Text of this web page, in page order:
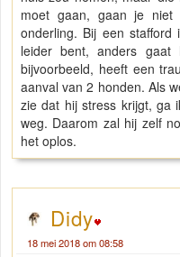
moet gaan, gaan je niet
onderling. Bij een
leider bent, anders
bijvoorbeeld, heeft een
aanval van 2 honden. Als
zie dat hij stress krijgt, ga
weg. Daarom zal hij zelf
het oplos.
Didy
18 mei 2018 om 08:58